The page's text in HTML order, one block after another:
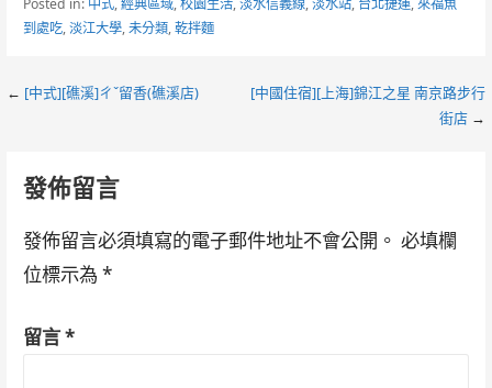
到處吃,淡江大學,未分類,乾拌麵
Post
← [中式][礁溪]ㄔˇ留香(礁溪店)
[中國住宿][上海]錦江之星 南京路步行
街店→
發佈留言
發佈留言必須填寫的電子郵件地址不會公開。 必填欄
位標示為 *
留言*